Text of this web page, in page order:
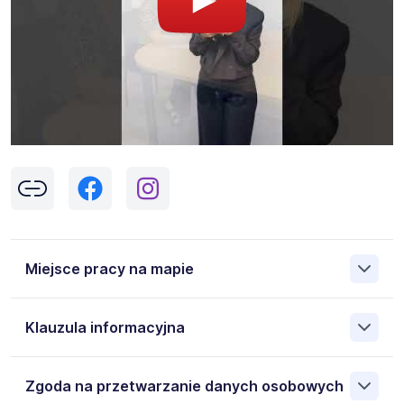
Miejsce pracy na mapie
Pokaż
mapę
Klauzula informacyjna
przez Work&Profit Sp. z o.o., ul. 11 Listopada 60-62, 43-
Zgoda na przetwarzanie danych osobowych